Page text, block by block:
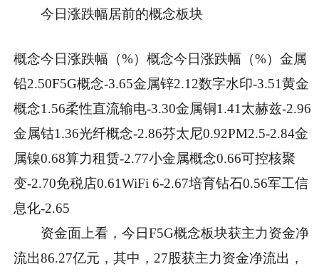
今日涨跌幅居前的概念板块
概念今日涨跌幅（%）概念今日涨跌幅（%）金属
铅2.50F5G概念-3.65金属锌2.12数字水印-3.51黄金
概念1.56柔性直流输电-3.30金属铜1.41太赫兹-2.96
金属钴1.36光纤概念-2.86芬太尼0.92PM2.5-2.84金
属镍0.68算力租赁-2.77小金属概念0.66可控核聚
变-2.70免税店0.61WiFi 6-2.67培育钻石0.56军工信
息化-2.65
资金面上看，今日F5G概念板块获主力资金净
流出86.27亿元，其中，27股获主力资金净流出，